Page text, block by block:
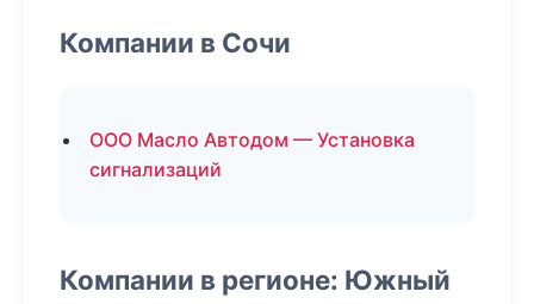
Компании в Сочи
ООО Масло Автодом — Установка
сигнализаций
Компании в регионе: Южный